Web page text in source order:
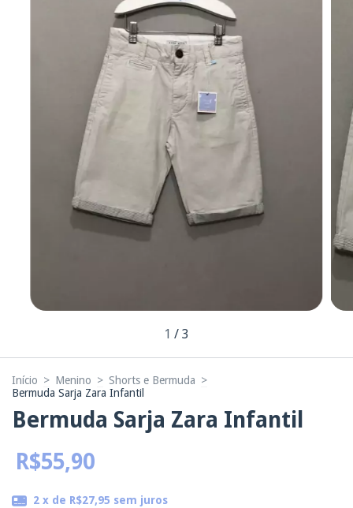
1 / 3
Início > Menino > Shorts e Bermuda >
Bermuda Sarja Zara Infantil
Bermuda Sarja Zara Infantil
R$55,90
2 x de R$27,95 sem juros